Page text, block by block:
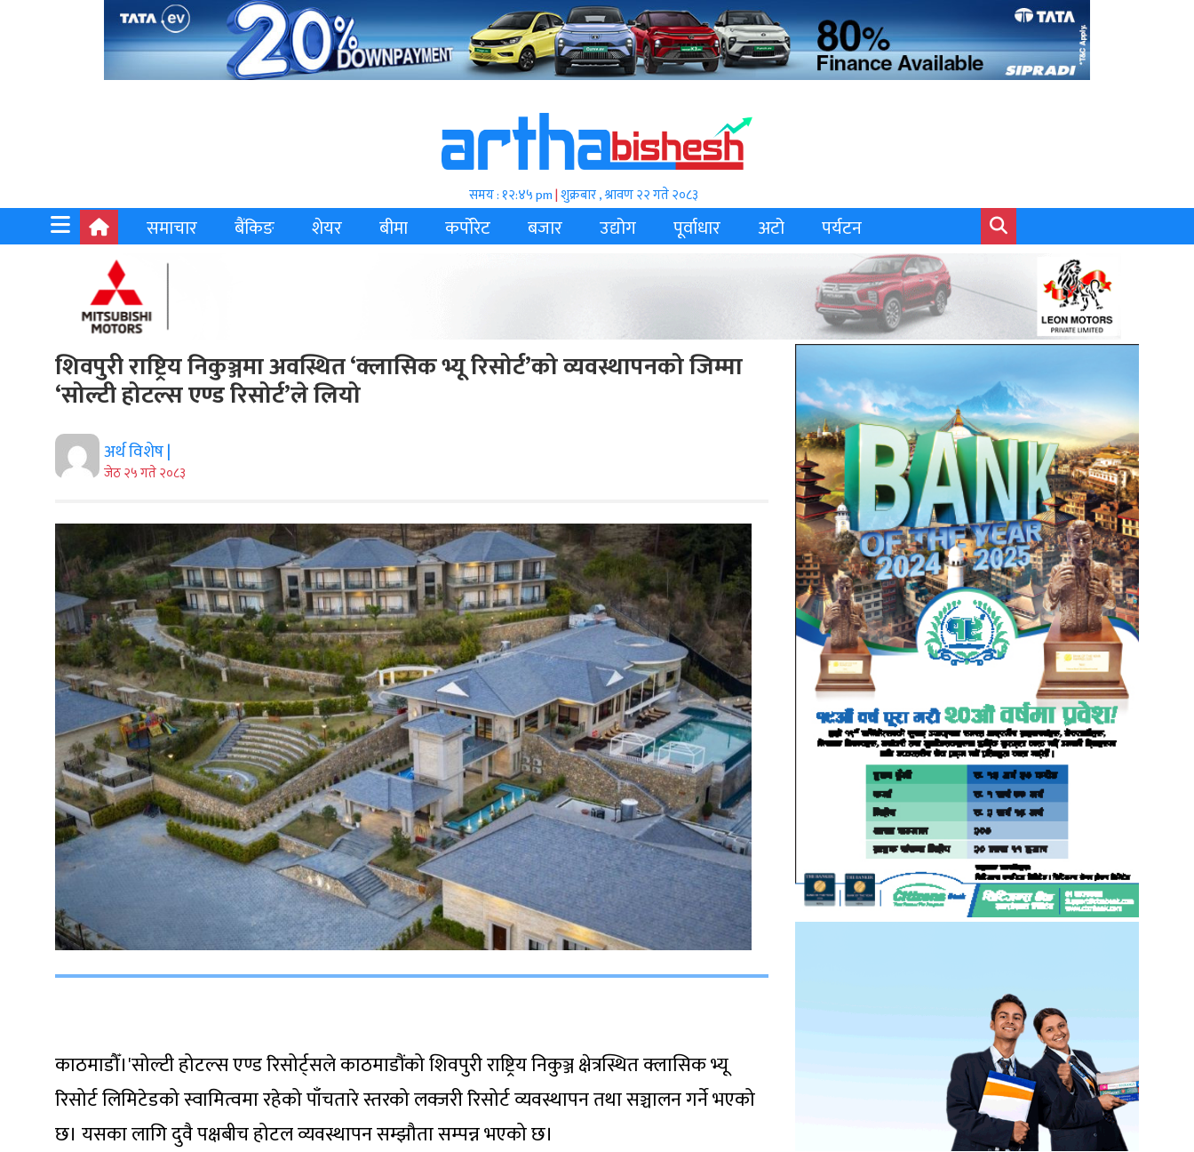
समय : १२:४५ pm|शुक्रबार , श्रावण २२ गते २०८३
समाचार बैंकिङ शेयर बीमा कर्पोरेट बजार उद्योग पूर्वाधार अटो पर्यटन
शिवपुरी राष्ट्रिय निकुञ्जमा अवस्थित ‘क्लासिक भ्यू रिसोर्ट’को व्यवस्थापनको जिम्मा
‘सोल्टी होटल्स एण्ड रिसोर्ट’ले लियो
अर्थ विशेष |
जेठ २५ गते २०८३
काठमाडौँ।'सोल्टी होटल्स एण्ड रिसोर्ट्सले काठमाडौंको शिवपुरी राष्ट्रिय निकुञ्ज क्षेत्रस्थित क्लासिक भ्यू
रिसोर्ट लिमिटेडको स्वामित्वमा रहेको पाँचतारे स्तरको लक्जरी रिसोर्ट व्यवस्थापन तथा सञ्चालन गर्ने भएको
छ। यसका लागि दुवै पक्षबीच होटल व्यवस्थापन सम्झौता सम्पन्न भएको छ।